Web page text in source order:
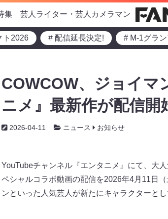
集 芸人ライター・芸人カメラマン
ト2026 # 配信延長決定! # M-1グラン
COWCOW、ジョイマ
ニメ』最新作が配信開
2026-04-11 ニュース お知らせ
YouTubeチャンネル『エンタニメ』にて、大
ペシャルコラボ動画の配信を2026年4月11日
ンといった人気芸人が新たにキャラクターと